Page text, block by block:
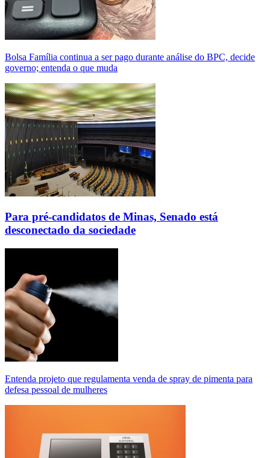
Bolsa Família continua a ser pago durante análise do BPC, decide
governo; entenda o que muda
Para pré-candidatos de Minas, Senado está
desconectado da sociedade
Entenda projeto que regulamenta venda de spray de pimenta para
defesa pessoal de mulheres